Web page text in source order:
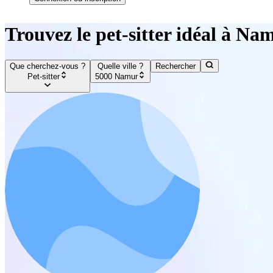
Trouvez le pet-sitter idéal à
Que cherchez-vous ?
Pet-sitter
Quelle ville ?
5000 Namur
Rechercher